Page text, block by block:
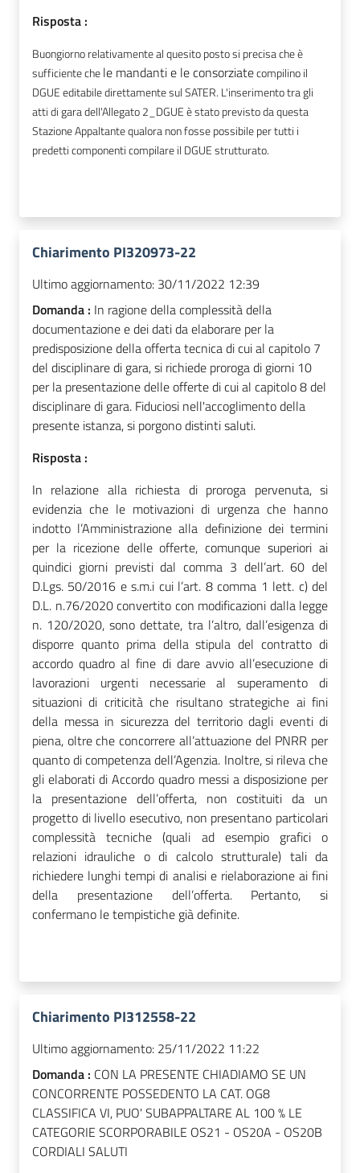
Risposta :
Buongiorno relativamente al quesito posto si precisa che è
sufficiente chele mandanti e le consorziatecompilino il
DGUE editabile direttamente sul SATER. L'inserimento tra gli
atti di gara dell'Allegato 2_DGUE è stato previsto da questa
Stazione Appaltante qualora non fosse possibile per tutti i
predetti componenti compilare il DGUE strutturato.
Chiarimento PI320973-22
Ultimo aggiornamento: 30/11/2022 12:39
Domanda : In ragione della complessità della
documentazione e dei dati da elaborare per la
predisposizione della offerta tecnica di cui al capitolo 7
del disciplinare di gara, si richiede proroga di giorni 10
per la presentazione delle offerte di cui al capitolo 8 del
disciplinare di gara. Fiduciosi nell'accoglimento della
presente istanza, si porgono distinti saluti.
Risposta :
In relazione alla richiesta di proroga pervenuta, si
evidenzia che le motivazioni di urgenza che hanno
indotto l’Amministrazione alla definizione dei termini
per la ricezione delle offerte, comunque superiori ai
quindici giorni previsti dal comma 3 dell’art. 60 del
D.Lgs. 50/2016 e s.m.i cui l’art. 8 comma 1 lett. c) del
D.L. n.76/2020 convertito con modificazioni dalla legge
n. 120/2020, sono dettate, tra l’altro, dall’esigenza di
disporre quanto prima della stipula del contratto di
accordo quadro al fine di dare avvio all’esecuzione di
lavorazioni urgenti necessarie al superamento di
situazioni di criticità che risultano strategiche ai fini
della messa in sicurezza del territorio dagli eventi di
piena, oltre che concorrere all’attuazione del PNRR per
quanto di competenza dell’Agenzia. Inoltre, si rileva che
gli elaborati di Accordo quadro messi a disposizione per
la presentazione dell’offerta, non costituiti da un
progetto di livello esecutivo, non presentano particolari
complessità tecniche (quali ad esempio grafici o
relazioni idrauliche o di calcolo strutturale) tali da
richiedere lunghi tempi di analisi e rielaborazione ai fini
della presentazione dell’offerta. Pertanto, si
confermano le tempistiche già definite.
Chiarimento PI312558-22
Ultimo aggiornamento: 25/11/2022 11:22
Domanda : CON LA PRESENTE CHIADIAMO SE UN
CONCORRENTE POSSEDENTO LA CAT. OG8
CLASSIFICA VI, PUO' SUBAPPALTARE AL 100 % LE
CATEGORIE SCORPORABILE OS21 - OS20A - OS20B
CORDIALI SALUTI